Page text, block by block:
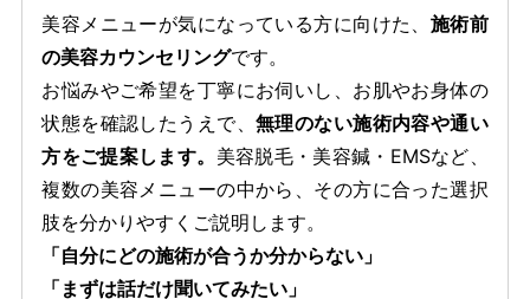
美容メニューが気になっている方に向けた、 施術前
の美容カウンセリングです。
お悩みやご希望を丁寧にお伺いし、お肌やお身体の
状態を確認したうえで、 無理のない施術内容や通い
方をご提案します。 美容脱毛・美容鍼・EMSなど、
複数の美容メニューの中から、その方に合った選択
肢を分かりやすくご説明します。
「自分にどの施術が合うか分からない」
「まずは話だけ聞いてみたい」